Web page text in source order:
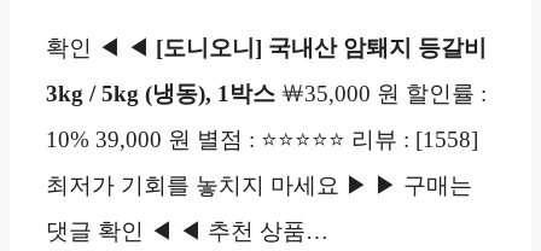
확인 ◀ ◀ [도니오니] 국내산 암퇘지 등갈비
3kg / 5kg (냉동), 1박스 ￦35,000 원 할인률 :
10% 39,000 원 별점 : ⭐⭐⭐⭐⭐ 리뷰 : [1558]
최저가 기회를 놓치지 마세요 ▶ ▶ 구매는
댓글 확인 ◀ ◀ 추천 상품…